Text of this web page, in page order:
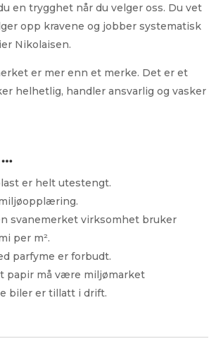
en trygghet når du velger oss. Du vet
opp kravene og jobber systematisk
Nikolaisen.
er mer enn et merke. Det er et
helhetlig, handler ansvarlig og vasker
…
er helt utestengt.
svanemerket virksomhet bruker
per m².
parfyme er forbudt.
papir må være miljømarket
biler er tillatt i drift.